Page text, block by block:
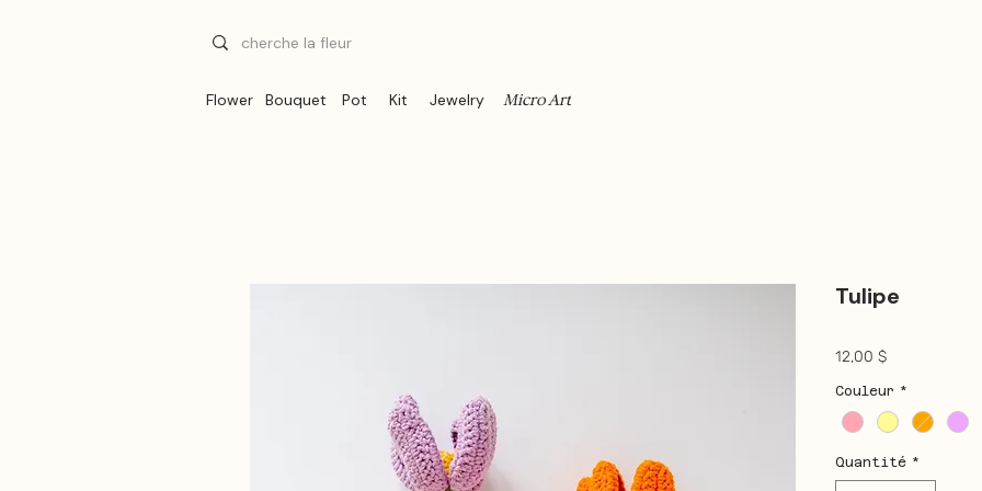
Flower Bouquet Pot Kit Jewelry Micro Art
Tulipe
12,00 $Prix
Couleur *
Quantité *